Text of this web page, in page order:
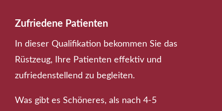
Zufriedene Patienten
In dieser Qualifikation bekommen Sie das
Rüstzeug, Ihre Patienten effektiv und
zufriedenstellend zu begleiten.
Was gibt es Schöneres, als nach 4-5